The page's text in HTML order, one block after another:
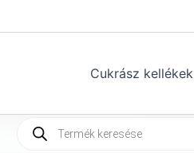
Cukrász kellékek
Products
search